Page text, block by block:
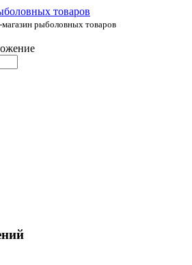
рыболовных товаров